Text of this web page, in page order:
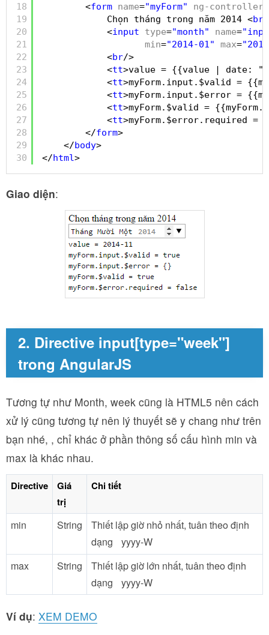
18
19
20
21
22
23
24
25
26
27
28
29
30
<form name="myForm" ng-controller
Chọn tháng trong năm 2014 <br
<input type="month" name=
min="2014-01" max=
<br/>
<tt>value = {{value | date:
<tt>myForm.input.$valid =
<tt>myForm.input.$error =
<tt>myForm.$valid =
<tt>myForm.$error.required
</form>
</body>
</html>
Giao diện:
2. Directive input[type="week"]
trong AngularJS
Tương tự như Month, week cũng là HTML5 nên cách
xử lý cũng tương tự nên lý thuyết sẽ y chang như trên
bạn nhé, , chỉ khác ở phần thông số cấu hình min và
max là khác nhau.
Directive
Giá
trị
Chi tiết
min String
Thiết lập giờ nhỏ nhất, tuân theo định
dạng
yyyy-W
max
String
Thiết lập giờ lớn nhất, tuân theo định
dạng
yyyy-W
Ví dụ: XEM DEMO